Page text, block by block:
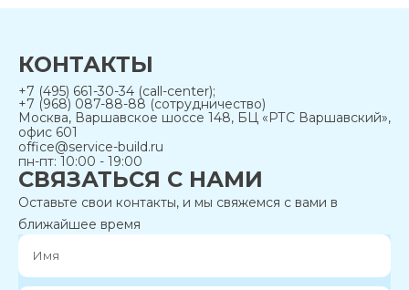
КОНТАКТЫ
+7 (495) 661-30-34 (call-center);
+7 (968) 087-88-88 (сотрудничество)
Москва, Варшавское шоссе 148, БЦ «РТС Варшавский»,
офис 601
office@service-build.ru
пн-пт: 10:00 - 19:00
СВЯЗАТЬСЯ С НАМИ
Оставьте свои контакты, и мы свяжемся с вами в
ближайшее время